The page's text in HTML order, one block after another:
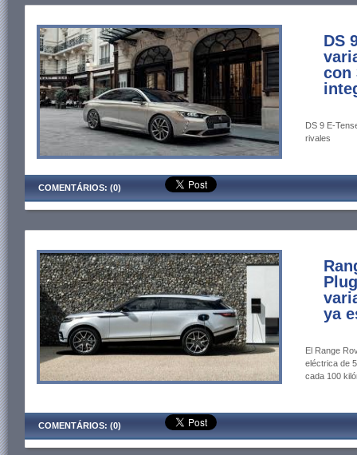
DS
con
DS 9 E-
rivales
COMENTÁRIOS: (0)
ya
El Range
eléctrica de
cada 100
COMENTÁRIOS: (0)